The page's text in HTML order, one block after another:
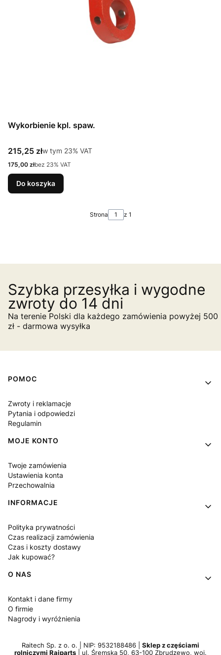
Wykorbienie kpl. spaw.
Cena brutto
215,25 złw tym %s VAT
w tym 23% VAT
Cena netto
175,00 złbez 23% VAT
Do koszyka
Strona z 1
Szybka przesyłka i wygodne
zwroty do 14 dni
Na terenie Polski dla każdego zamówienia powyżej 500
zł - darmowa wysyłka
Linki w stopce
POMOC
Zwroty i reklamacje
Pytania i odpowiedzi
Regulamin
MOJE KONTO
Twoje zamówienia
Ustawienia konta
Przechowalnia
INFORMACJE
Polityka prywatności
Czas realizacji zamówienia
Czas i koszty dostawy
Jak kupować?
O NAS
Kontakt i dane firmy
O firmie
Nagrody i wyróżnienia
Raitech Sp. z o. o. | NIP: 9532188486 | Sklep z częściami
rolniczymi Raiparts | ul. Śremska 50, 63-100 Zbrudzewo, woj.